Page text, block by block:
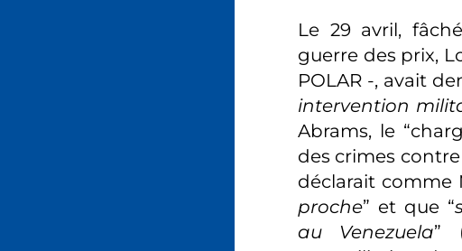
Le 29 avril,
guerre des prix,
POLAR -, avait
intervention
Abrams, le
des crimes
déclarait comme
proche” et que “
au Venezuela”